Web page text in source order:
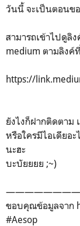
วันนี้ จะเป็นตอนขอ
สามารถเข้าไปดูลิ
medium ตามลิงค์
https://
ยังไงก็ฝากติดตาม
หรือใครมีไอเดียอ
นะฮะ
บะบัยยยย ;~)
ขอบคุณข้อมูลจาก
#Aesop